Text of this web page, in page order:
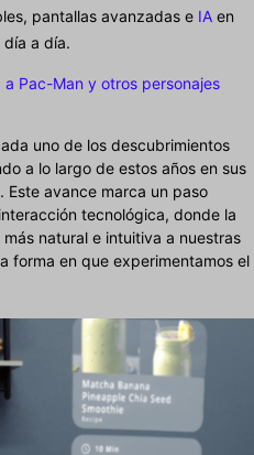
pantallas avanzadas e IA en
a día.
a Pac-Man y otros personajes
uno de los descubrimientos
a lo largo de estos años en sus
avance marca un paso
tecnológica, donde la
natural e intuitiva a nuestras
forma en que experimentamos el